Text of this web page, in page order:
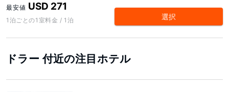
最安値 USD 271
1泊ごとの1室料金 / 1泊 選択
ドラー 付近の注目ホテル